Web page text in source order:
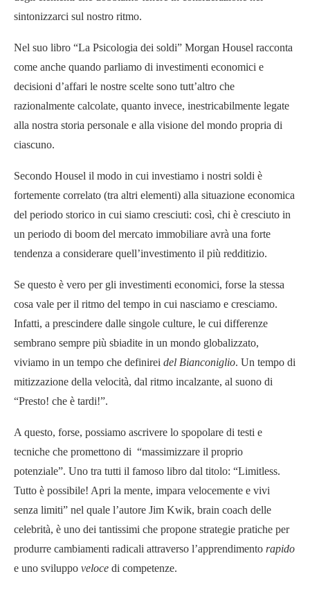
sintonizzarci sul nostro ritmo.
Nel suo libro “La Psicologia dei soldi” Morgan Housel racconta
come anche quando parliamo di investimenti economici e
decisioni d’affari le nostre scelte sono tutt’altro che
razionalmente calcolate, quanto invece, inestricabilmente legate
alla nostra storia personale e alla visione del mondo propria di
ciascuno.
Secondo Housel il modo in cui investiamo i nostri soldi è
fortemente correlato (tra altri elementi) alla situazione economica
del periodo storico in cui siamo cresciuti: così, chi è cresciuto in
un periodo di boom del mercato immobiliare avrà una forte
tendenza a considerare quell’investimento il più redditizio.
Se questo è vero per gli investimenti economici, forse la stessa
cosa vale per il ritmo del tempo in cui nasciamo e cresciamo.
Infatti, a prescindere dalle singole culture, le cui differenze
sembrano sempre più sbiadite in un mondo globalizzato,
viviamo in un tempo che definirei del Bianconiglio. Un tempo di
mitizzazione della velocità, dal ritmo incalzante, al suono di
“Presto! che è tardi!”.
A questo, forse, possiamo ascrivere lo spopolare di testi e
tecniche che promettono di “massimizzare il proprio
potenziale”. Uno tra tutti il famoso libro dal titolo: “Limitless.
Tutto è possibile! Apri la mente, impara velocemente e vivi
senza limiti” nel quale l’autore Jim Kwik, brain coach delle
celebrità, è uno dei tantissimi che propone strategie pratiche per
produrre cambiamenti radicali attraverso l’apprendimento rapido
e uno sviluppo veloce di competenze.